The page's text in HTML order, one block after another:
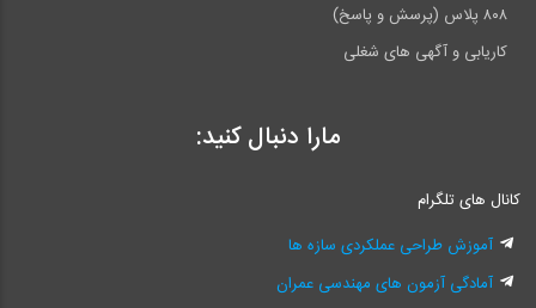
۸۰۸ پلاس (پرسش و پاسخ)
کاریابی و آگهی های شغلی
مارا دنبال کنید:
کانال های تلگرام
آموزش طراحی عملکردی سازه ها
آمادگی آزمون های مهندسی عمران